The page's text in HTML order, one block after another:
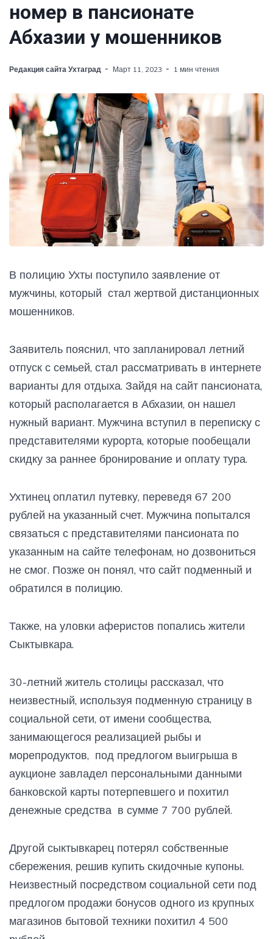
номер в пансионате
Абхазии у мошенников
Редакция сайта Ухтаград Март 11, 2023 1 мин чтения
В полицию Ухты поступило заявление от
мужчины, который стал жертвой дистанционных
мошенников.
Заявитель пояснил, что запланировал летний
отпуск с семьей, стал рассматривать в интернете
варианты для отдыха. Зайдя на сайт пансионата,
который располагается в Абхазии, он нашел
нужный вариант. Мужчина вступил в переписку с
представителями курорта, которые пообещали
скидку за раннее бронирование и оплату тура.
Ухтинец оплатил путевку, переведя 67 200
рублей на указанный счет. Мужчина попытался
связаться с представителями пансионата по
указанным на сайте телефонам, но дозвониться
не смог. Позже он понял, что сайт подменный и
обратился в полицию.
Также, на уловки аферистов попались жители
Сыктывкара.
30-летний житель столицы рассказал, что
неизвестный, используя подменную страницу в
социальной сети, от имени сообщества,
занимающегося реализацией рыбы и
морепродуктов, под предлогом выигрыша в
аукционе завладел персональными данными
банковской карты потерпевшего и похитил
денежные средства в сумме 7 700 рублей.
Другой сыктывкарец потерял собственные
сбережения, решив купить скидочные купоны.
Неизвестный посредством социальной сети под
предлогом продажи бонусов одного из крупных
магазинов бытовой техники похитил 4 500